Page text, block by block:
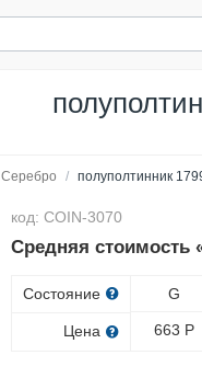
Серебро / полуполтинник
код: COIN-3070
Средняя стоимость
Состояние
Цена
G
663 Р